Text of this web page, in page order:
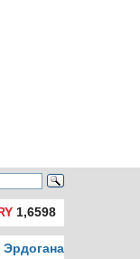
1,6598
Эрдогана